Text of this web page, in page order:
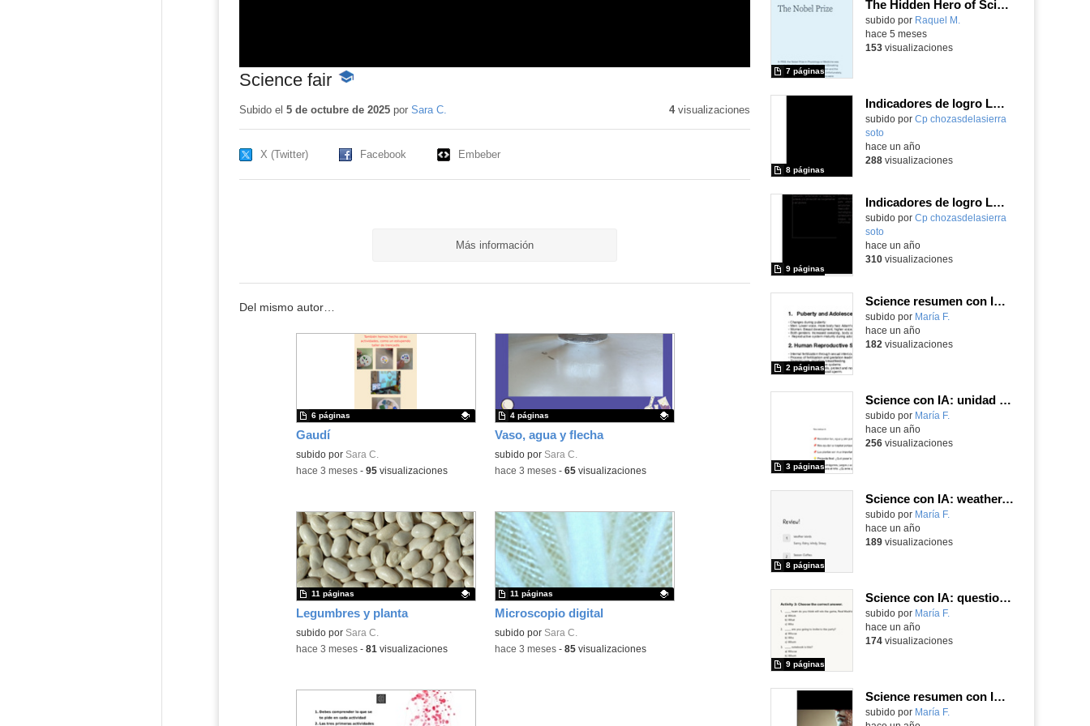
Science fair -
educativo
Subido el 5 de octubre de 2025por Sara C. 4visualizaciones
X (Twitter) Facebook Embeber
Más información
Del mismo autor…
Gaudí
Contenido educativo.
subido por Sara C.
6 páginas
-hace 3 meses- 95visualizaciones
Vaso, agua y flecha
Contenido educativo.
subido por Sara C.
4 páginas
-hace 3 meses- 65visualizaciones
Legumbres y planta
Contenido educativo.
subido por Sara C.
11 páginas
-hace 3 meses- 81 visualizaciones
Microscopio digital
Contenido educativo.
subido por Sara C.
11 páginas
-hace 3 meses- 85visualizaciones
The Hidden Hero of Science Esther Lederberg
Contenido educativo.
subido por Raquel M.
7 páginas
hace 5 meses
153visualizaciones
Indicadores de logro LOMLOE Social Science Primaria
subido por Cp chozasdelasierra
soto
8 páginas
-
hace un año
288visualizaciones
Indicadores de logro LOMLOE Natural Science Primaria
subido por Cp chozasdelasierra
soto
9 páginas
-
hace un año
310visualizaciones
Science resumen con IA: reproductive system
Contenido educativo.
subido por María F.
2 páginas
hace un año
182 visualizaciones
Science con IA: unidad sobre las plantas adaptación déficit de atención
Contenido educativo.
subido por María F.
3 páginas
hace un año
256visualizaciones
Science con IA: weather, seasons and clothes
Contenido educativo.
subido por María F.
8 páginas
hace un año
189visualizaciones
Science con IA: question words (Gamma)
Contenido educativo.
subido por María F.
9 páginas
hace un año
174visualizaciones
Science resumen con IA: circulatory and respiratory system
Contenido educativo.
subido por María F.